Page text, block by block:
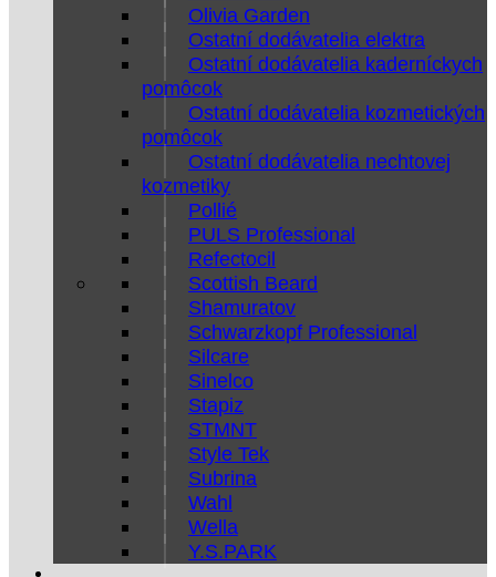
Olivia Garden
Ostatní dodávatelia elektra
Ostatní dodávatelia kaderníckych
pomôcok
Ostatní dodávatelia kozmetických
pomôcok
Ostatní dodávatelia nechtovej
kozmetiky
Pollié
PULS Professional
Refectocil
Scottish Beard
Shamuratov
Schwarzkopf Professional
Silcare
Sinelco
Stapiz
STMNT
Style Tek
Subrina
Wahl
Wella
Y.S.PARK